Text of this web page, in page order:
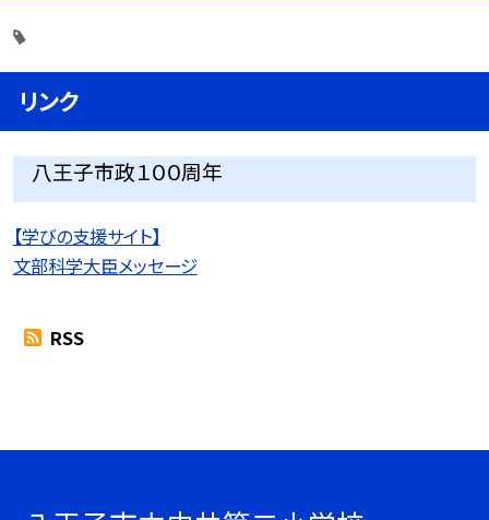
リンク
八王子市政１００周年
【学びの支援サイト】
文部科学大臣メッセージ
RSS